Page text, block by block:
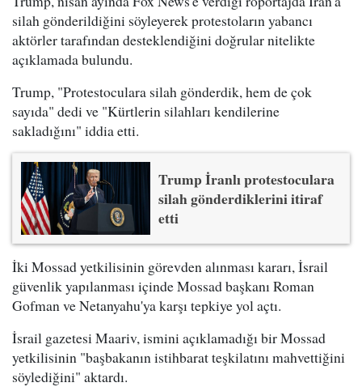
silah gönderildiğini söyleyerek protestoların yabancı
aktörler tarafından desteklendiğini doğrular nitelikte
açıklamada bulundu.
Trump, "Protestoculara silah gönderdik, hem de çok
sayıda" dedi ve "Kürtlerin silahları kendilerine
sakladığını" iddia etti.
Trump İranlı protestoculara
silah gönderdiklerini itiraf
etti
İki Mossad yetkilisinin görevden alınması kararı, İsrail
güvenlik yapılanması içinde Mossad başkanı Roman
Gofman ve Netanyahu'ya karşı tepkiye yol açtı.
İsrail gazetesi Maariv, ismini açıklamadığı bir Mossad
yetkilisinin "başbakanın istihbarat teşkilatını mahvettiğini
söylediğini" aktardı.